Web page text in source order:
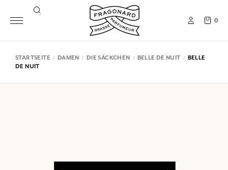
0
STARTSEITE DAMEN DIE SÄCKCHEN BELLE DE NUIT
BELLE
DE NUIT